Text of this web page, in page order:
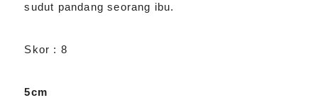
sudut pandang seorang ibu.
Skor : 8
5cm